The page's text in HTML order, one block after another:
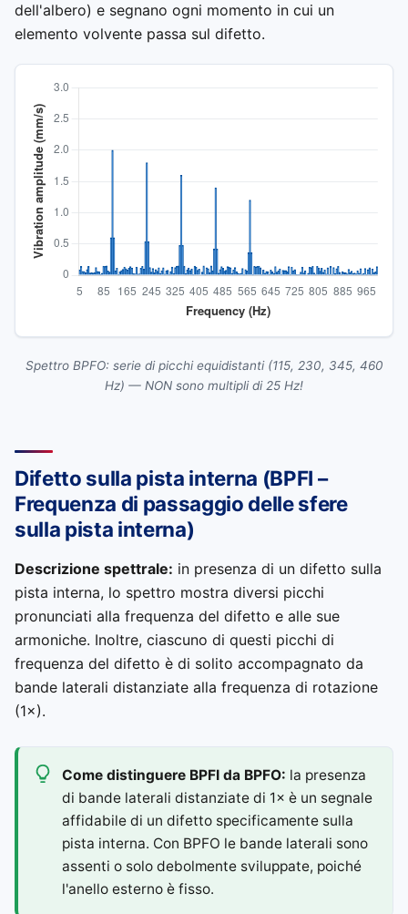
dell'albero) e segnano ogni momento in cui un
elemento volvente passa sul difetto.
Spettro BPFO: serie di picchi equidistanti (115, 230, 345, 460
Hz) — NON sono multipli di 25 Hz!
Difetto sulla pista interna (BPFI –
Frequenza di passaggio delle sfere
sulla pista interna)
Descrizione spettrale: in presenza di un difetto sulla
pista interna, lo spettro mostra diversi picchi
pronunciati alla frequenza del difetto e alle sue
armoniche. Inoltre, ciascuno di questi picchi di
frequenza del difetto è di solito accompagnato da
bande laterali distanziate alla frequenza di rotazione
(1×).
Come distinguere BPFI da BPFO: la presenza
di bande laterali distanziate di 1× è un segnale
affidabile di un difetto specificamente sulla
pista interna. Con BPFO le bande laterali sono
assenti o solo debolmente sviluppate, poiché
l'anello esterno è fisso.